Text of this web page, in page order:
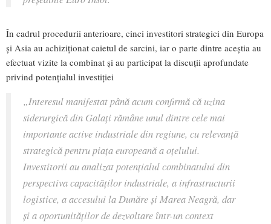
În cadrul procedurii anterioare, cinci investitori strategici din Europa
și Asia au achiziționat caietul de sarcini, iar o parte dintre aceștia au
efectuat vizite la combinat și au participat la discuții aprofundate
privind potențialul investiției
„Interesul manifestat până acum confirmă că uzina
siderurgică din Galați rămâne unul dintre cele mai
importante active industriale din regiune, cu relevanță
strategică pentru piața europeană a oțelului.
Investitorii au analizat potențialul combinatului din
perspectiva capacităților industriale, a infrastructurii
logistice, a accesului la Dunăre și Marea Neagră, dar
și a oportunităților de dezvoltare într-un context